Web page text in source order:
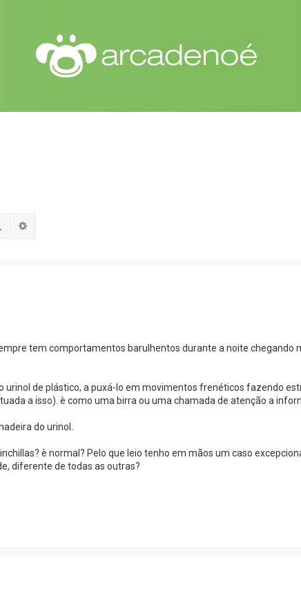
Pesquisar
tem comportamentos barulhentos durante a noite chegando
urinol de plástico, a puxá-lo em movimentos frenéticos fazendo
a isso). è como uma birra ou uma chamada de atenção a
do urinol.
è normal? Pelo que leio tenho em mãos um caso
diferente de todas as outras?